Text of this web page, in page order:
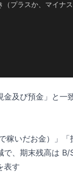
プラスか、マイナス
及び預金」と一
いだお金）」「
、期末残高は B/
表す